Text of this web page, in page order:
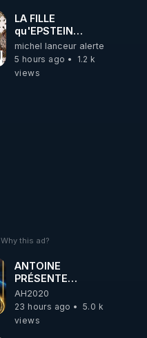
07.08.2026.
LA FILLE
qu'EPSTEIN
VOULAIT CACHER
michel lanceur alerte
5 hours ago
1.2 k
views
Why this ad?
ANTOINE
PRÉSENTE
AH2020 LE LIVE
20H ***DU
06/08/2026***
AH2020
23 hours ago
5.0 k
views